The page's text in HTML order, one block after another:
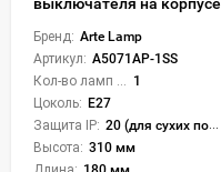
Бренд: Arte Lamp
Артикул: A5071AP-1SS
1
Цоколь: E27
Защита IP: 20 (для сухих пом.)
Высота: 310 мм